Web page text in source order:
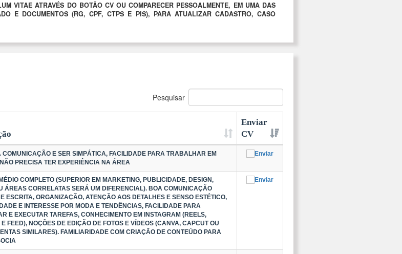
VITAE ATRAVÉS DO BOTÃO CV OU COMPARECER PESSOALMENTE, EM UMA DAS
E DOCUMENTOS (RG, CPF, CTPS E PIS), PARA ATUALIZAR CADASTRO, CASO
Pesquisar
Enviar
CV
COMUNICAÇÃO E SER SIMPÁTICA, FACILIDADE PARA TRABALHAR EM
PRECISA TER EXPERIÊNCIA NA ÁREA
COMPLETO (SUPERIOR EM MARKETING, PUBLICIDADE, DESIGN,
ÁREAS CORRELATAS SERÁ UM DIFERENCIAL). BOA COMUNICAÇÃO
ESCRITA, ORGANIZAÇÃO, ATENÇÃO AOS DETALHES E SENSO ESTÉTICO,
E INTERESSE POR MODA E TENDÊNCIAS, FACILIDADE PARA
E EXECUTAR TAREFAS, CONHECIMENTO EM INSTAGRAM (REELS,
E FEED), NOÇÕES DE EDIÇÃO DE FOTOS E VÍDEOS (CANVA, CAPCUT OU
SIMILARES). FAMILIARIDADE COM CRIAÇÃO DE CONTEÚDO PARA